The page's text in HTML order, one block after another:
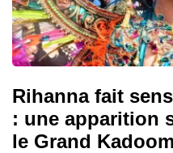
Rihanna fait
: une apparition
le Grand